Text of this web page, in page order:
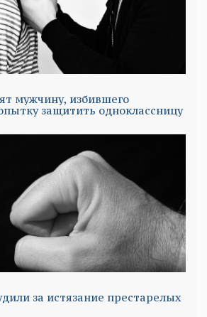
мужчину, избившего
защитить одноклассницу
за истязание престарелых